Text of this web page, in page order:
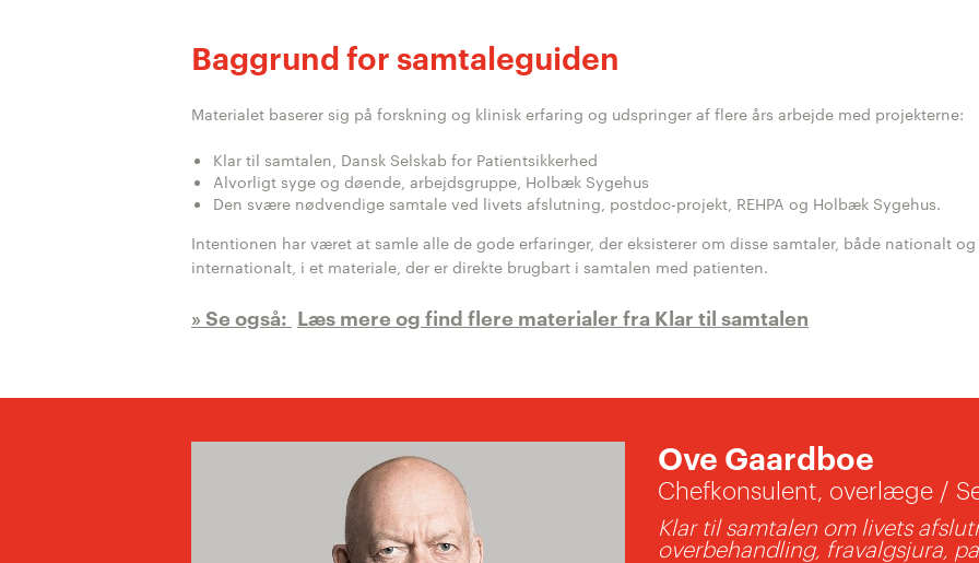
Baggrund for samtaleguiden
Materialet baserer sig på forskning og klinisk erfaring og udspringer af flere års arbejde med projekterne:
Klar til samtalen, Dansk Selskab for Patientsikkerhed
Alvorligt syge og døende, arbejdsgruppe, Holbæk Sygehus
Den svære nødvendige samtale ved livets afslutning, postdoc-projekt, REHPA og Holbæk Sygehus.
Intentionen har været at samle alle de gode erfaringer, der eksisterer om disse samtaler, både nationalt og
internationalt, i et materiale, der er direkte brugbart i samtalen med patienten.
Læs mere og find flere materialer fra Klar til samtalen
Ove Gaardboe
Chefkonsulent, overlæge /
Klar til samtalen om livets
overbehandling, fravalgsjura,